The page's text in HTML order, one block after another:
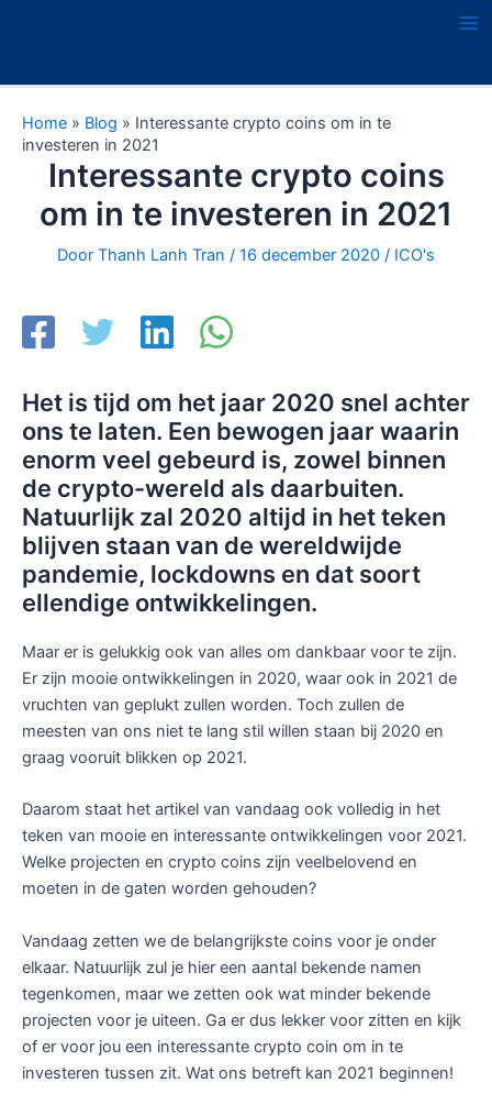
inhoud
Home » Blog » Interessante crypto coins om in te
investeren in 2021
Interessante crypto coins
om in te investeren in 2021
Door Thanh Lanh Tran / 16 december 2020 / ICO's
Het is tijd om het jaar 2020 snel achter
ons te laten. Een bewogen jaar waarin
enorm veel gebeurd is, zowel binnen
de crypto-wereld als daarbuiten.
Natuurlijk zal 2020 altijd in het teken
blijven staan van de wereldwijde
pandemie, lockdowns en dat soort
ellendige ontwikkelingen.
Maar er is gelukkig ook van alles om dankbaar voor te zijn.
Er zijn mooie ontwikkelingen in 2020, waar ook in 2021 de
vruchten van geplukt zullen worden. Toch zullen de
meesten van ons niet te lang stil willen staan bij 2020 en
graag vooruit blikken op 2021.
Daarom staat het artikel van vandaag ook volledig in het
teken van mooie en interessante ontwikkelingen voor 2021.
Welke projecten en crypto coins zijn veelbelovend en
moeten in de gaten worden gehouden?
Vandaag zetten we de belangrijkste coins voor je onder
elkaar. Natuurlijk zul je hier een aantal bekende namen
tegenkomen, maar we zetten ook wat minder bekende
projecten voor je uiteen. Ga er dus lekker voor zitten en kijk
of er voor jou een interessante crypto coin om in te
investeren tussen zit. Wat ons betreft kan 2021 beginnen!